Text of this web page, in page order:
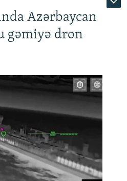
Azərbaycan
gəmiyə dron